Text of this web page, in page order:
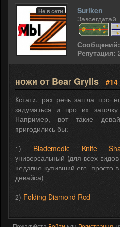
Не в сети
Suriken
Завсегдатай
Сообщений:
Репутация:
ножи от Bear Grylls
#14
Кстати, раз речь зашла про
задуматься и про их
Например, вот такие
пригодились бы:
1) Blademedic Knife
универсальный (для всех
недавно купивший его, просто
девайса)
2) Folding Diamond Rod